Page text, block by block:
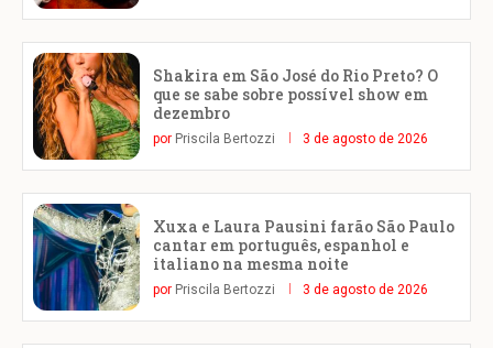
Shakira em São José do Rio Preto? O
que se sabe sobre possível show em
dezembro
por Priscila Bertozzi 3 de agosto de 2026
Xuxa e Laura Pausini farão São Paulo
cantar em português, espanhol e
italiano na mesma noite
por Priscila Bertozzi 3 de agosto de 2026